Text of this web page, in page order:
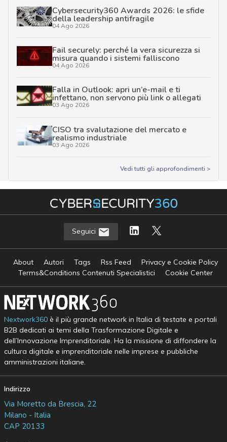
Cybersecurity360 Awards 2026: le sfide
della leadership antifragile
04 Ago 2026
Fail securely: perché la vera sicurezza si
misura quando i sistemi falliscono
04 Ago 2026
Falla in Outlook: apri un’e-mail e ti
infettano, non servono più link o allegati
03 Ago 2026
CISO tra svalutazione del mercato e
realismo industriale
03 Ago 2026
Vedi tutti gli approfondimenti >
Seguici
About Autori Tags Rss Feed
Privacy e Cookie Policy
Terms&Conditions Contenuti Specialistici
Cookie Center
Nextwork360è il più grande network in Italia di testate e portali
B2B dedicati ai temi della Trasformazione Digitale e
dell’Innovazione Imprenditoriale. Ha la missione di diffondere la
cultura digitale e imprenditoriale nelle imprese e pubbliche
amministrazioni italiane.
Indirizzo
Via Moretto da Brescia, 22
Milano - Italia
CAP 20133